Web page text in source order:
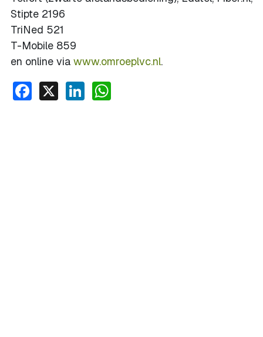
Stipte 2196
TriNed 521
T-Mobile 859
en online via www.omroeplvc.nl.
Facebook
X LinkedIn